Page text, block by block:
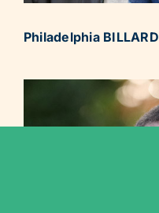
Philadelphia BILLARD